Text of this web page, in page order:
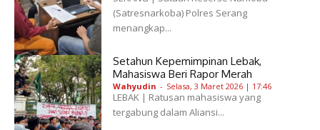
(Satresnarkoba) Polres Serang
menangkap...
Setahun Kepemimpinan Lebak,
Mahasiswa Beri Rapor Merah
Wahyudin - Selasa, 3 Maret 2026 | 17:46
LEBAK | Ratusan mahasiswa yang
tergabung dalam Aliansi...